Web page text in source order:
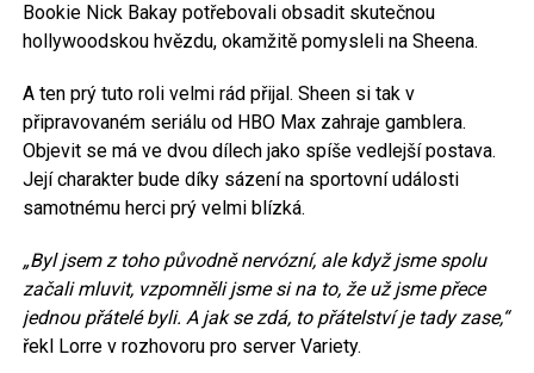
Bookie Nick Bakay potřebovali obsadit skutečnou
hollywoodskou hvězdu, okamžitě pomysleli na Sheena.
A ten prý tuto roli velmi rád přijal. Sheen si tak v
připravovaném seriálu od HBO Max zahraje gamblera.
Objevit se má ve dvou dílech jako spíše vedlejší postava.
Její charakter bude díky sázení na sportovní události
samotnému herci prý velmi blízká.
„Byl jsem z toho původně nervózní, ale když jsme spolu
začali mluvit, vzpomněli jsme si na to, že už jsme přece
jednou přátelé byli. A jak se zdá, to přátelství je tady zase,“
řekl Lorre v rozhovoru pro server Variety.